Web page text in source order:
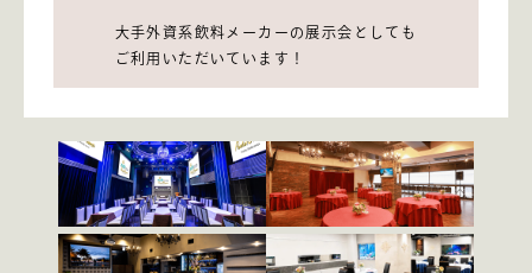
大手外資系飲料メーカーの展示会としても
ご利用いただいています！